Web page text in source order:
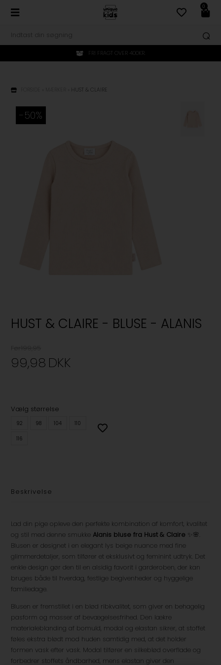
0
FRI FRAGT OVER 400KR.
HUST & CLAIRE
-50%
HUST & CLAIRE - BLUSE - ALANIS
99,98 DKK
Vælg størrelse
92 98 104 110
116
Beskrivelse
Lad din pige opleve den perfekte kombination af komfort, kvalitet
og stil med denne smukkeAlanis bluse fra Hust & Claire ✨🌸.
Blusen er designet i en elegant lys beige nuance med fine
glimmerdetaljer, som tilfører et eksklusivt og feminint udtryk. Det
enkle design gør den til en alsidig favorit i garderoben, der kan
bruges både til hverdag, festlige begivenheder og hyggelige
familiedage.
Blusen er fremstillet i en blød ribkvalitet, som giver en behagelig
pasform og masser af bevægelsesfrihed. Den lækre
materialeblanding af bomuld, modal og elastan sikrer, at stoffet
føles ekstra blødt mod huden samtidig med, at det holder
formen vask efter vask. Modal tilfører en silkeblød overflade og
forbedrer stoffets åndbarhed, mens elastan giver den